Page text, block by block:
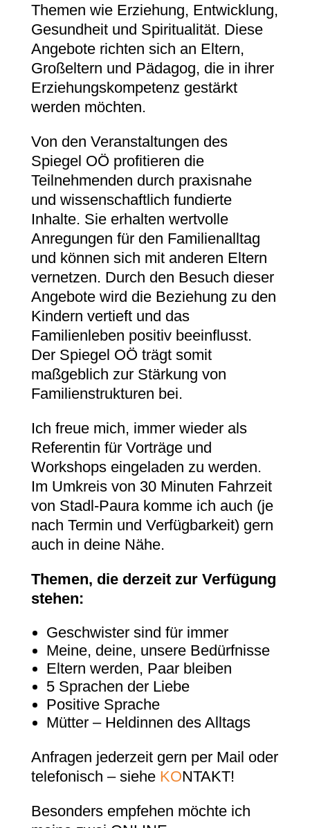
Themen wie Erziehung, Entwicklung,
Gesundheit und Spiritualität. Diese
Angebote richten sich an Eltern,
Großeltern und Pädagog, die in ihrer
Erziehungskompetenz gestärkt
werden möchten.
Von den Veranstaltungen des
Spiegel OÖ profitieren die
Teilnehmenden durch praxisnahe
und wissenschaftlich fundierte
Inhalte. Sie erhalten wertvolle
Anregungen für den Familienalltag
und können sich mit anderen Eltern
vernetzen. Durch den Besuch dieser
Angebote wird die Beziehung zu den
Kindern vertieft und das
Familienleben positiv beeinflusst.
Der Spiegel OÖ trägt somit
maßgeblich zur Stärkung von
Familienstrukturen bei.
Ich freue mich, immer wieder als
Referentin für Vorträge und
Workshops eingeladen zu werden.
Im Umkreis von 30 Minuten Fahrzeit
von Stadl-Paura komme ich auch (je
nach Termin und Verfügbarkeit) gern
auch in deine Nähe.
Themen, die derzeit zur Verfügung
stehen:
Geschwister sind für immer
Meine, deine, unsere Bedürfnisse
Eltern werden, Paar bleiben
5 Sprachen der Liebe
Positive Sprache
Mütter – Heldinnen des Alltags
Anfragen jederzeit gern per Mail oder
telefonisch – siehe KONTAKT!
Besonders empfehen möchte ich